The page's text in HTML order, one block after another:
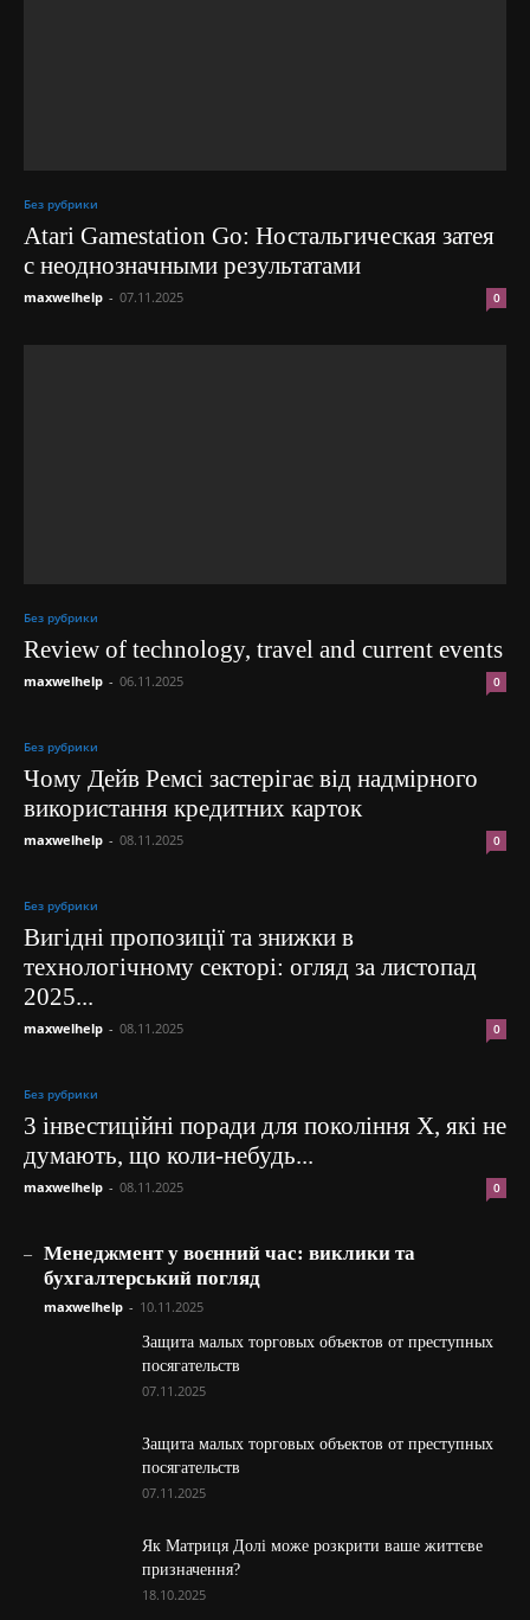
Без рубрики
Atari Gamestation Go: Ностальгическая затея
с неоднозначными результатами
maxwelhelp - 07.11.2025 0
Без рубрики
Review of technology, travel and current events
maxwelhelp - 06.11.2025 0
Без рубрики
Чому Дейв Ремсі застерігає від надмірного
використання кредитних карток
maxwelhelp - 08.11.2025 0
Без рубрики
Вигідні пропозиції та знижки в
технологічному секторі: огляд за листопад
2025...
maxwelhelp - 08.11.2025 0
Без рубрики
3 інвестиційні поради для покоління X, які не
думають, що коли-небудь...
maxwelhelp - 08.11.2025 0
Менеджмент у воєнний час: виклики та
бухгалтерський погляд
maxwelhelp - 10.11.2025
Защита малых торговых объектов от преступных
посягательств
07.11.2025
Защита малых торговых объектов от преступных
посягательств
07.11.2025
Як Матриця Долі може розкрити ваше життєве
призначення?
18.10.2025